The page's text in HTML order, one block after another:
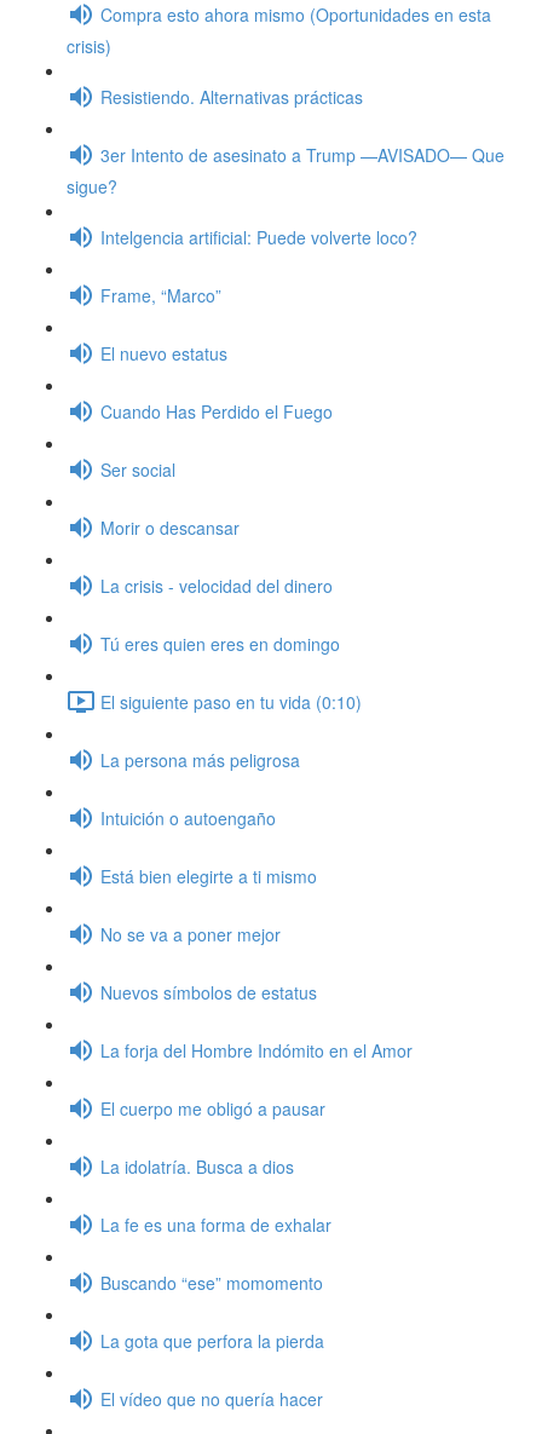
Compra esto ahora mismo (Oportunidades en esta
crisis)
Resistiendo. Alternativas prácticas
3er Intento de asesinato a Trump —AVISADO— Que
sigue?
Intelgencia artificial: Puede volverte loco?
Frame, “Marco”
El nuevo estatus
Cuando Has Perdido el Fuego
Ser social
Morir o descansar
La crisis - velocidad del dinero
Tú eres quien eres en domingo
El siguiente paso en tu vida (0:10)
La persona más peligrosa
Intuición o autoengaño
Está bien elegirte a ti mismo
No se va a poner mejor
Nuevos símbolos de estatus
La forja del Hombre Indómito en el Amor
El cuerpo me obligó a pausar
La idolatría. Busca a dios
La fe es una forma de exhalar
Buscando “ese” momomento
La gota que perfora la pierda
El vídeo que no quería hacer